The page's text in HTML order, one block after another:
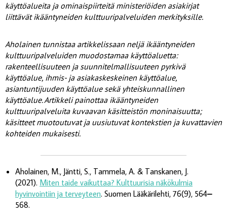
käyttöalueita ja ominaispiirteitä ministeriöiden asiakirjat
liittävät ikääntyneiden kulttuuripalveluiden merkityksille.
Aholainen tunnistaa artikkelissaan neljä ikääntyneiden
kulttuuripalveluiden muodostamaa käyttöaluetta:
rakenteellisuuteen ja suunnitelmallisuuteen pyrkivä
käyttöalue, ihmis- ja asiakaskeskeinen käyttöalue,
asiantuntijuuden käyttöalue sekä yhteiskunnallinen
käyttöalue. Artikkeli painottaa ikääntyneiden
kulttuuripalveluita kuvaavan käsitteistön moninaisuutta;
käsitteet muotoutuvat ja uusiutuvat kontekstien ja kuvattavien
kohteiden mukaisesti.
Aholainen, M., Jäntti, S., Tammela, A. & Tanskanen, J.
(2021). Miten taide vaikuttaa? Kulttuurisia näkökulmia
hyvinvointiin ja terveyteen. Suomen Lääkärilehti, 76(9), 564–
568.